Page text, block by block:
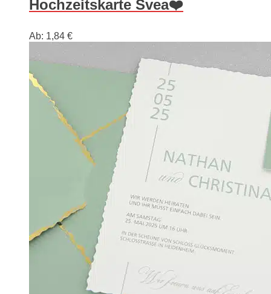
Hochzeitskarte Svea❤️
Ab: 1,84 €